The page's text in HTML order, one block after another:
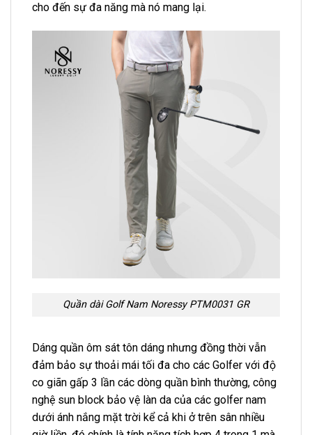
cho đến sự đa năng mà nó mang lại.
Quần dài Golf Nam Noressy PTM0031 GR
Dáng quần ôm sát tôn dáng nhưng đồng thời vẫn
đảm bảo sự thoải mái tối đa cho các Golfer với độ
co giãn gấp 3 lần các dòng quần bình thường, công
nghệ sun block bảo vệ làn da của các golfer nam
dưới ánh nắng mặt trời kể cả khi ở trên sân nhiều